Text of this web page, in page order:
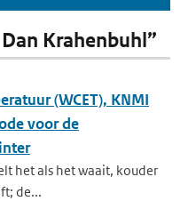
Krahenbuhl”
(WCET), KNMI
voor de
het als het waait, kouder
de...